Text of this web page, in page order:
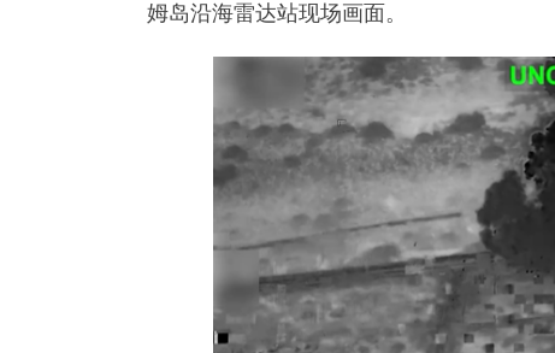
姆岛沿海雷达站现场画面。